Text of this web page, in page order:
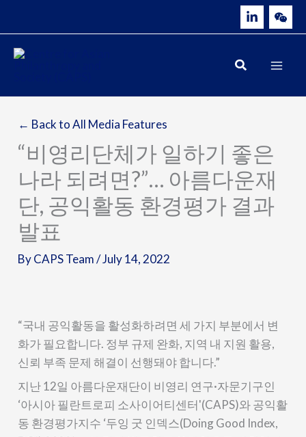
content
← Back to All Media Features
“비영리단체가 일하기 좋은
나라 되려면?”… 아름다운재
단, 공익활동 환경평가 결과
발표
ByCAPS Team/July 14, 2022
“국내 공익활동을 활성화하려면 세 가지 부분에서 변
화가 필요합니다. 정부 규제 완화, 지역 내 지원 활용,
신뢰 부족 문제 해결이 선행돼야 합니다.”
지난 12일 아름다운재단이 비영리 연구·자문기구인
‘아시아 필란트로피 소사이어티센터'(CAPS)와 공익활
동 환경평가지수 ‘두잉 굿 인덱스(Doing Good Index,